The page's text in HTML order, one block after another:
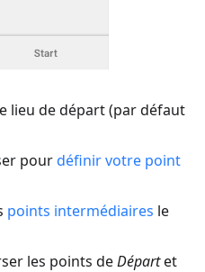
lieu de départ (par défaut
pourdéfinir votre point
points intermédiaires le
les points deDépartet